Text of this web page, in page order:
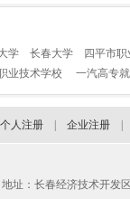
学 长春大学
四平市
业技术学校 一汽高专
个人注册 企业注册
地址：长春经济技术开发